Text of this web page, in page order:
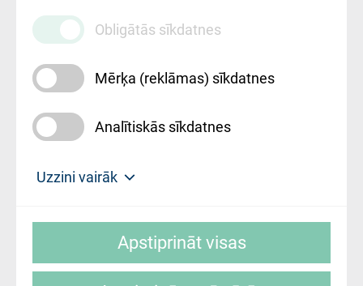
Maksas
pakalpojumu
cenrādis
Obligātās sīkdatnes
Mērķa (reklāmas) sīkdatnes
Analītiskās sīkdatnes
Uzzini vairāk
slimnīca, turpmāk – Pārzinis, sīkdatņu
Apstiprināt visas